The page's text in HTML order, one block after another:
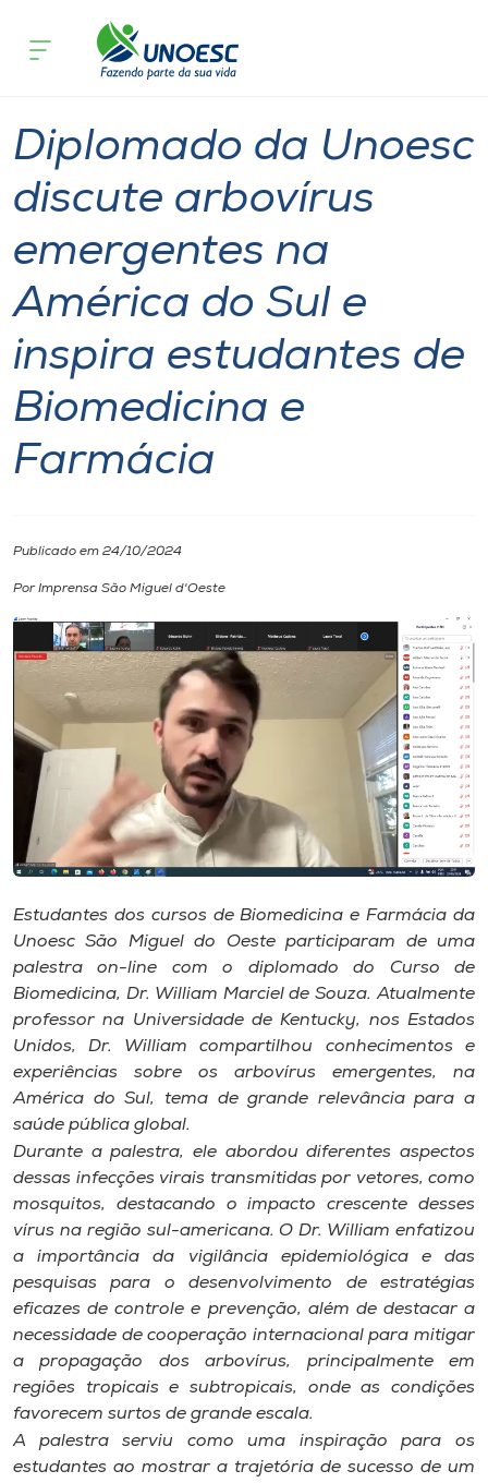
Cursos
Pesquisa
Atendimento ao Estudante
Portal de Ensino
Unoesc
Internacionalização
Diplomados
Cultura
CPA
Biblioteca
Editora
Rádio
Museu
Unoesc
Store
Selecione
o idioma
Ensino
Diplomado da Unoesc
discute arbovírus
emergentes na
América do Sul e
inspira estudantes de
Biomedicina e
Farmácia
Publicado em 24/10/2024
Por Imprensa São Miguel d'Oeste
Estudantes dos cursos de Biomedicina e Farmácia da
Unoesc São Miguel do Oeste participaram de uma
palestra on-line com o diplomado do Curso de
Biomedicina, Dr. William Marciel de Souza. Atualmente
professor na Universidade de Kentucky, nos Estados
Unidos, Dr. William compartilhou conhecimentos e
experiências sobre os arbovírus emergentes, na
América do Sul, tema de grande relevância para a
saúde pública global.
Durante a palestra, ele abordou diferentes aspectos
dessas infecções virais transmitidas por vetores, como
mosquitos, destacando o impacto crescente desses
vírus na região sul-americana. O Dr. William enfatizou
a importância da vigilância epidemiológica e das
pesquisas para o desenvolvimento de estratégias
eficazes de controle e prevenção, além de destacar a
necessidade de cooperação internacional para mitigar
a propagação dos arbovírus, principalmente em
regiões tropicais e subtropicais, onde as condições
favorecem surtos de grande escala.
A palestra serviu como uma inspiração para os
estudantes ao mostrar a trajetória de sucesso de um